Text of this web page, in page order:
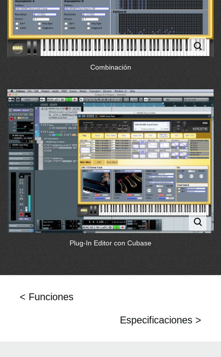
Combinación
Plug-In Editor con Cubase
< Funciones
Especificaciones >